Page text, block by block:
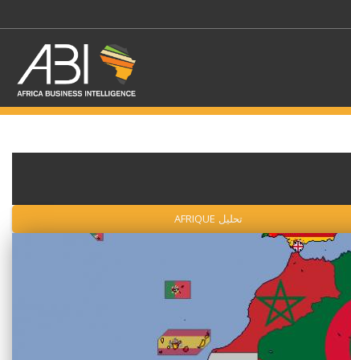
حدد الفرع
تحليل AFRIQUE